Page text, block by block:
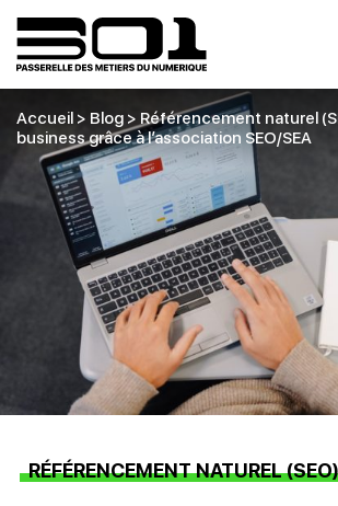
Accueil > Blog > Référencement naturel
business grâce à l’association SEO/SEA
RÉFÉRENCEMENT NATUREL (SEO)